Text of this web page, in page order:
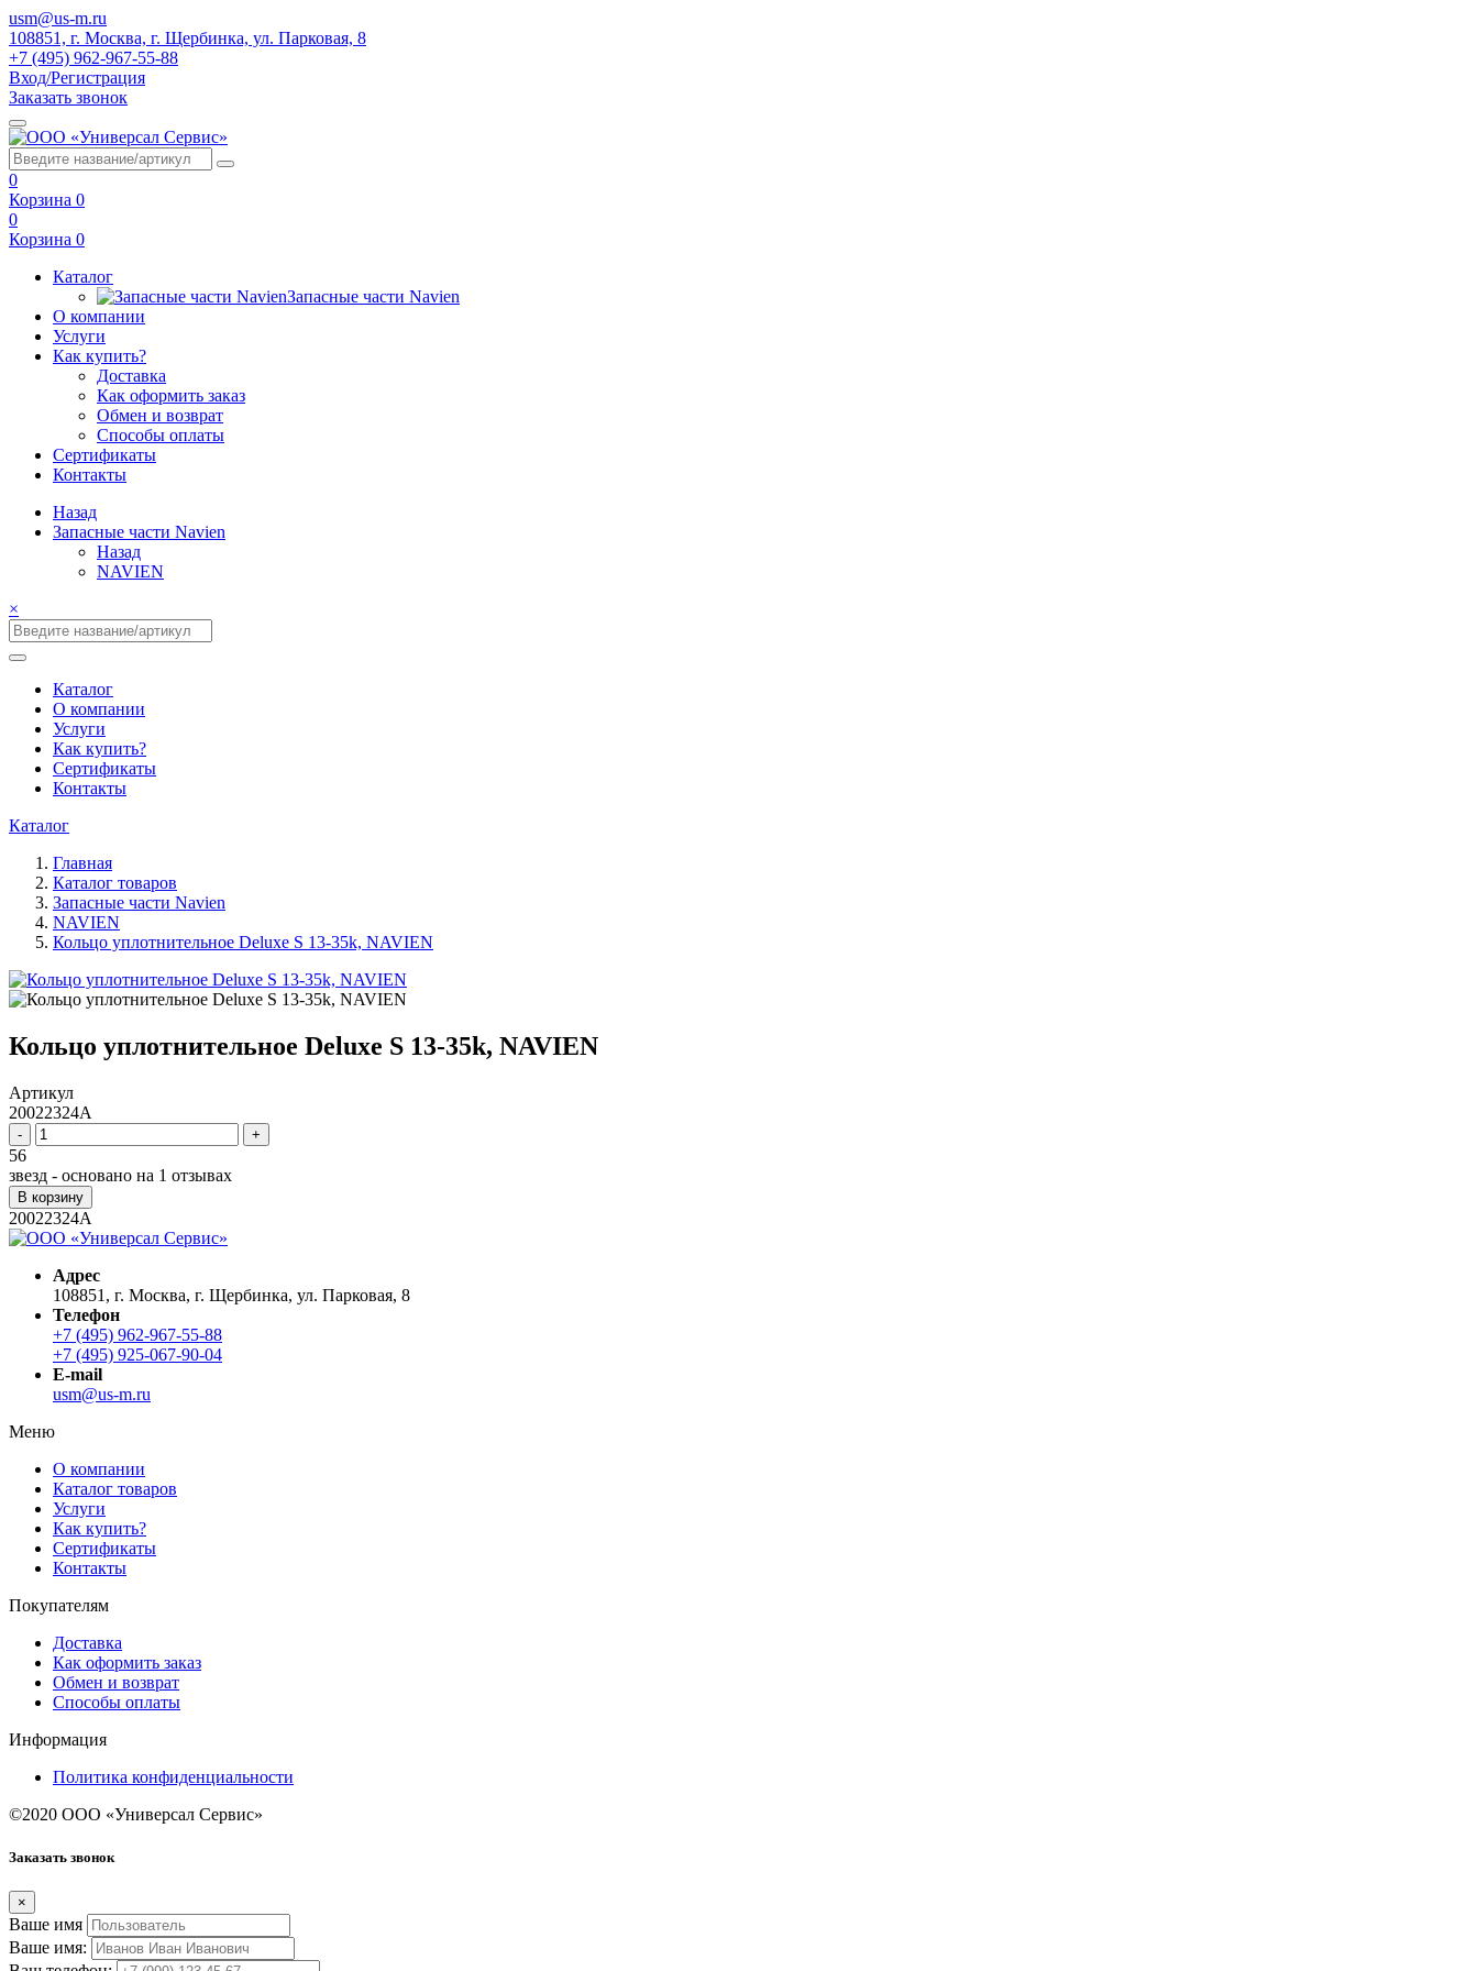
usm@us-m.ru
108851, г. Москва, г. Щербинка, ул. Парковая, 8
+7 (495) 962-967-55-88
Вход/Регистрация
Заказать звонок
0
Корзина 0
0
Корзина 0
Каталог
Запасные части Navien
О компании
Услуги
Как купить?
Доставка
Как оформить заказ
Обмен и возврат
Способы оплаты
Сертификаты
Контакты
Назад
Запасные части Navien
Назад
NAVIEN
×
Каталог
О компании
Услуги
Как купить?
Сертификаты
Контакты
Каталог
Главная
Каталог товаров
Запасные части Navien
NAVIEN
Кольцо уплотнительное Deluxe S 13-35k, NAVIEN
Кольцо уплотнительное Deluxe S 13-35k, NAVIEN
Артикул
20022324A
- +
56
звезд - основано на 1 отзывах
В корзину
20022324A
Адрес
108851, г. Москва, г. Щербинка, ул. Парковая, 8
Телефон
+7 (495) 962-967-55-88
+7 (495) 925-067-90-04
E-mail
usm@us-m.ru
Меню
О компании
Каталог товаров
Услуги
Как купить?
Сертификаты
Контакты
Покупателям
Доставка
Как оформить заказ
Обмен и возврат
Способы оплаты
Информация
Политика конфиденциальности
©2020 ООО «Универсал Сервис»
Заказать звонок
×
Ваше имя
Ваше имя: